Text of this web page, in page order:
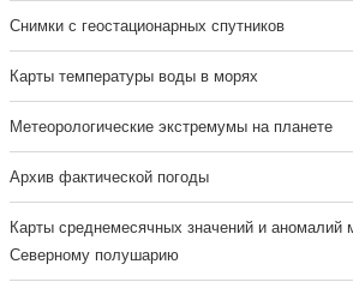
Cнимки с геостационарных спутников
Карты температуры воды в морях
Метеорологические экстремумы на планете
Архив фактической погоды
Карты среднемесячных значений и аномалий
Северному полушарию